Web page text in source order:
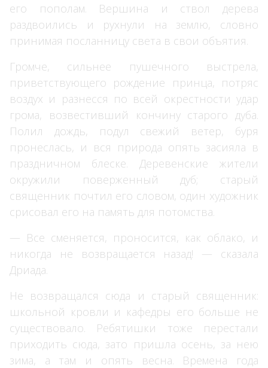
его пополам. Вершина и ствол дерева
раздвоились и рухнули на землю, словно
принимая посланницу света в свои объятия.
Громче, сильнее пушечного выстрела,
приветствующего рождение принца, потряс
воздух и разнесся по всей окрестности удар
грома, возвестивший кончину старого дуба.
Полил дождь, подул свежий ветер, буря
пронеслась, и вся природа опять засияла в
праздничном блеске. Деревенские жители
окружили поверженный дуб; старый
священник почтил его словом, один художник
срисовал его на память для потомства.
— Все сменяется, проносится, как облако, и
никогда не возвращается назад! — сказала
Дриада.
Не возвращался сюда и старый священник:
школьной кровли и кафедры его больше не
существовало. Ребятишки тоже перестали
приходить сюда, зато пришла осень, за нею
зима, а там и опять весна. Времена года